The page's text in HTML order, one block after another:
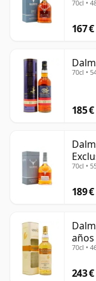
70cl •
167 €
70cl •
185 €
70cl •
189 €
años
70cl •
243 €